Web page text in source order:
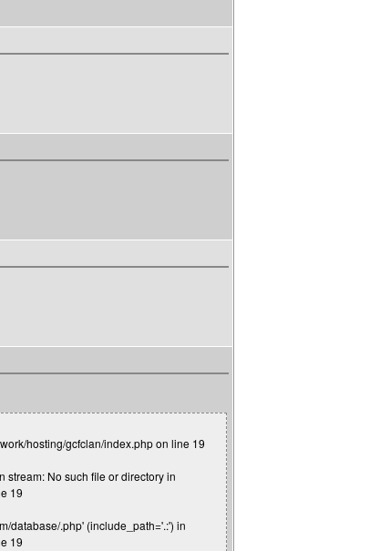
hosting/gcfclan/index.php on line 19
stream: No such file or directory in
19
database/.php' (include_path='.:') in
19